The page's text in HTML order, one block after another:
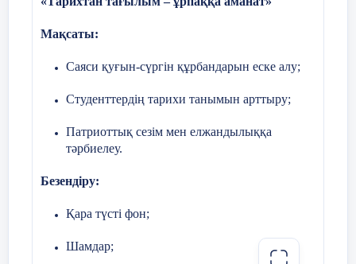
Мақсаты:
Саяси қуғын-сүргін құрбандарын еске алу;
Студенттердің тарихи танымын арттыру;
Патриоттық сезім мен елжандылыққа
тәрбиелеу.
Безендіру:
Қара түсті фон;
Шамдар;